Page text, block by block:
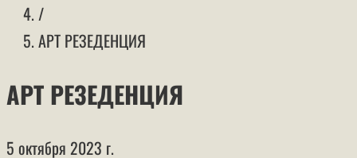
/
АРТ РЕЗЕДЕНЦИЯ
АРТ РЕЗЕДЕНЦИЯ
5 октября 2023 г.